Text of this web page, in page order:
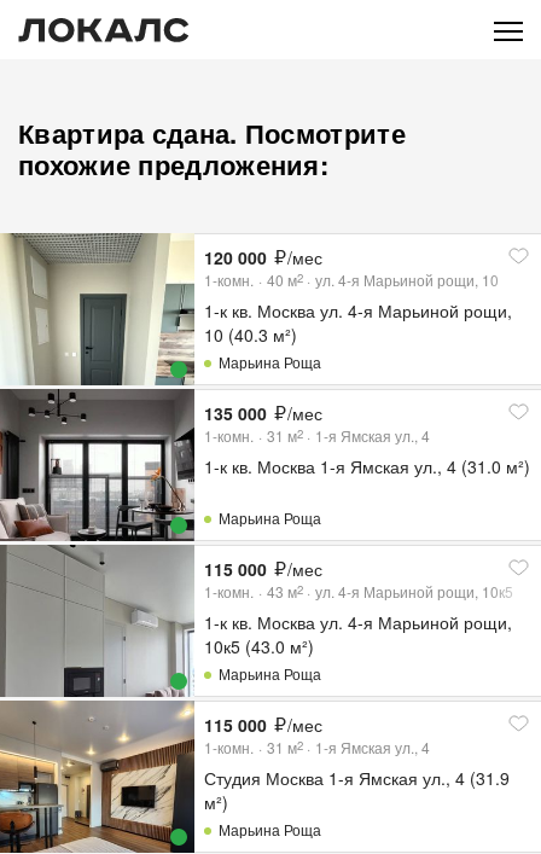
Квартира сдана. Посмотрите
похожие предложения:
120 000 /мес
1-комн. 40 м2 ул. 4-я Марьиной рощи, 10
1-к кв. Москва ул. 4-я Марьиной рощи,
10 (40.3 м²)
Марьина Роща
135 000 /мес
1-комн. 31 м2 1-я Ямская ул., 4
1-к кв. Москва 1-я Ямская ул., 4 (31.0 м²)
Марьина Роща
115 000 /мес
1-комн. 43 м2 ул. 4-я Марьиной рощи, 10к5
1-к кв. Москва ул. 4-я Марьиной рощи,
10к5 (43.0 м²)
Марьина Роща
115 000 /мес
1-комн. 31 м2 1-я Ямская ул., 4
Студия Москва 1-я Ямская ул., 4 (31.9
м²)
Марьина Роща